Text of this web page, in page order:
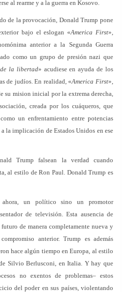
al rearme y a la guerra en Kosovo.
de la provocación, Donald Trump pone
bajo el eslogan «America First»,
anterior a la Segunda Guerra
como un grupo de presión nazi que
la libertad» acudiese en ayuda de los
de judíos. En realidad, «America First»,
su mision inicial por la extrema derecha,
creada por los cuáqueros, que
un enfrentamiento entre potencias
la implicación de Estados Unidos en ese
Trump falsean la verdad cuando
al estilo de Ron Paul. Donald Trump es
un político sino un promotor
de televisión. Esta ausencia de
de manera completamente nueva y
anterior. Trump es además
hace algún tiempo en Europa, al estilo
Silvio Berlusconi, en Italia. Y hay que
no exentos de problemas– estos
del poder en sus países, violentando